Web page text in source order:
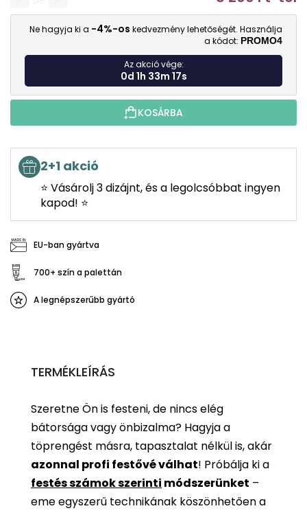
Ne hagyja ki a -4%-os kedvezmény lehetőségét. Használja
a kódot: PROMO4
Az akció vége:
0d 1h 33m 17s
KOSÁRBA
2+1 akció
⭐ Vásárolj 3 dizájnt, és a legolcsóbbat ingyen
kapod! ⭐
EU-ban gyártva
700+ szín a palettán
A legnépszerűbb gyártó
TERMÉKLEÍRÁS
Szeretne Ön is festeni, de nincs elég
bátorsága vagy önbizalma? Hagyja a
töprengést másra, tapasztalat nélkül is, akár
azonnal profi festővé válhat! Próbálja ki a
festés számok szerinti módszerünket –
eme egyszerű technikának köszönhetően a